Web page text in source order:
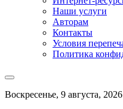
Наши услуги
Авторам
Контакты
Условия
Политика
Воскресенье, 9 августа, 2026